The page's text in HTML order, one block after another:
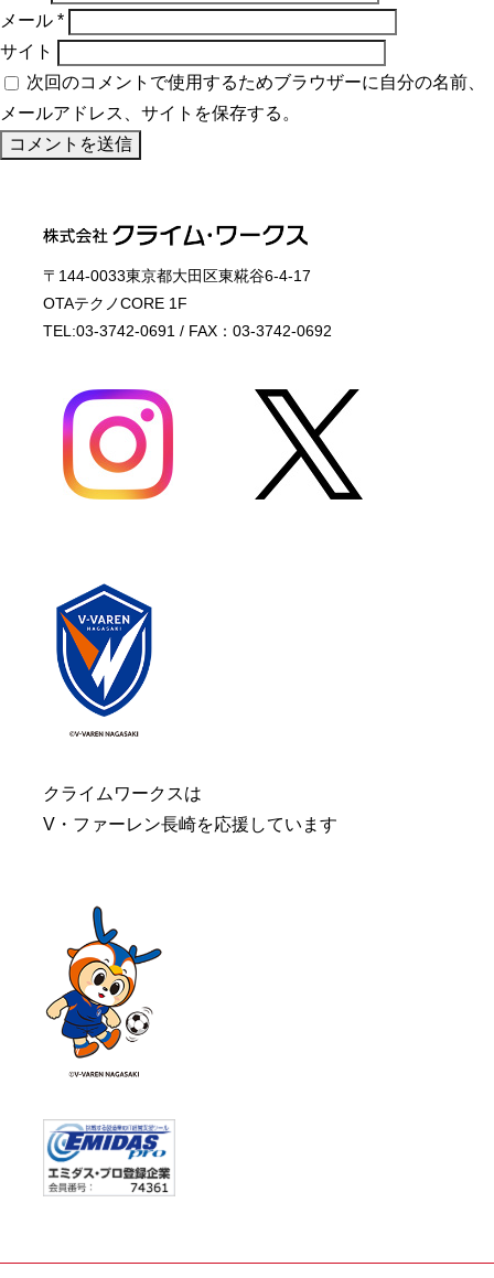
メール *
サイト
次回のコメントで使用するためブラウザーに自分の名前、
メールアドレス、サイトを保存する。
〒144-0033東京都大田区東糀谷6-4-17
OTAテクノCORE 1F
TEL:03-3742-0691 / FAX：03-3742-0692
クライムワークスは
V・ファーレン長崎を応援しています